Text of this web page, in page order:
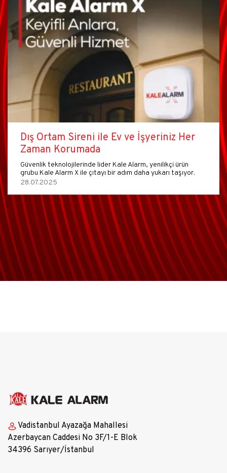
Dış Ortam Sireni ile Ev ve İşyeriniz Her
Zaman Korumada
Güvenlik teknolojilerinde lider Kale Alarm, yenilikçi ürün
grubu Kale Alarm X ile çıtayı bir adım daha yukarı taşıyor.
28.07.2025
Vadistanbul Ayazağa Mahallesi
Azerbaycan Caddesi No 3F/1-E Blok
34396 Sarıyer/İstanbul